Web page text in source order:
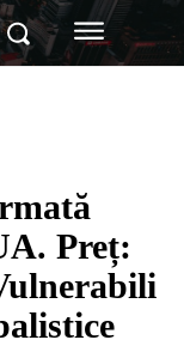
Preț: